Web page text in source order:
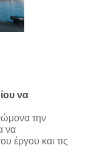
να
την
να
έργου και τις